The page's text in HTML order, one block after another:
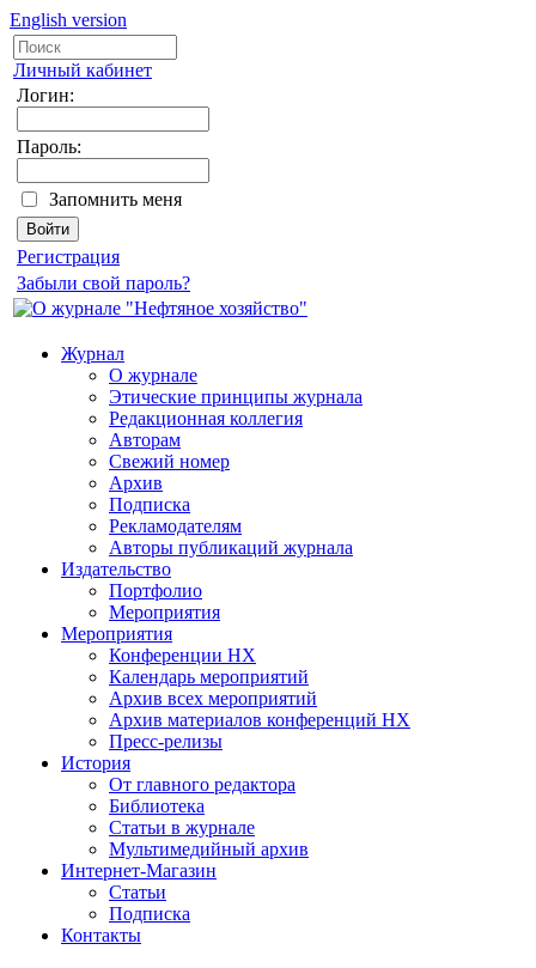
English version
Личный кабинет
Логин:
Пароль:
Запомнить меня
Регистрация
Забыли свой пароль?
Журнал
О журнале
Этические принципы журнала
Редакционная коллегия
Авторам
Свежий номер
Архив
Подписка
Рекламодателям
Авторы публикаций журнала
Издательство
Портфолио
Мероприятия
Мероприятия
Конференции НХ
Календарь мероприятий
Архив всех мероприятий
Архив материалов конференций НХ
Пресс-релизы
История
От главного редактора
Библиотека
Статьи в журнале
Мультимедийный архив
Интернет-Магазин
Статьи
Подписка
Контакты